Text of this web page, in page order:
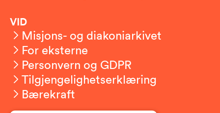
VID
Misjons- og diakoniarkivet
For eksterne
Personvern og GDPR
Tilgjengelighetserklæring
Bærekraft